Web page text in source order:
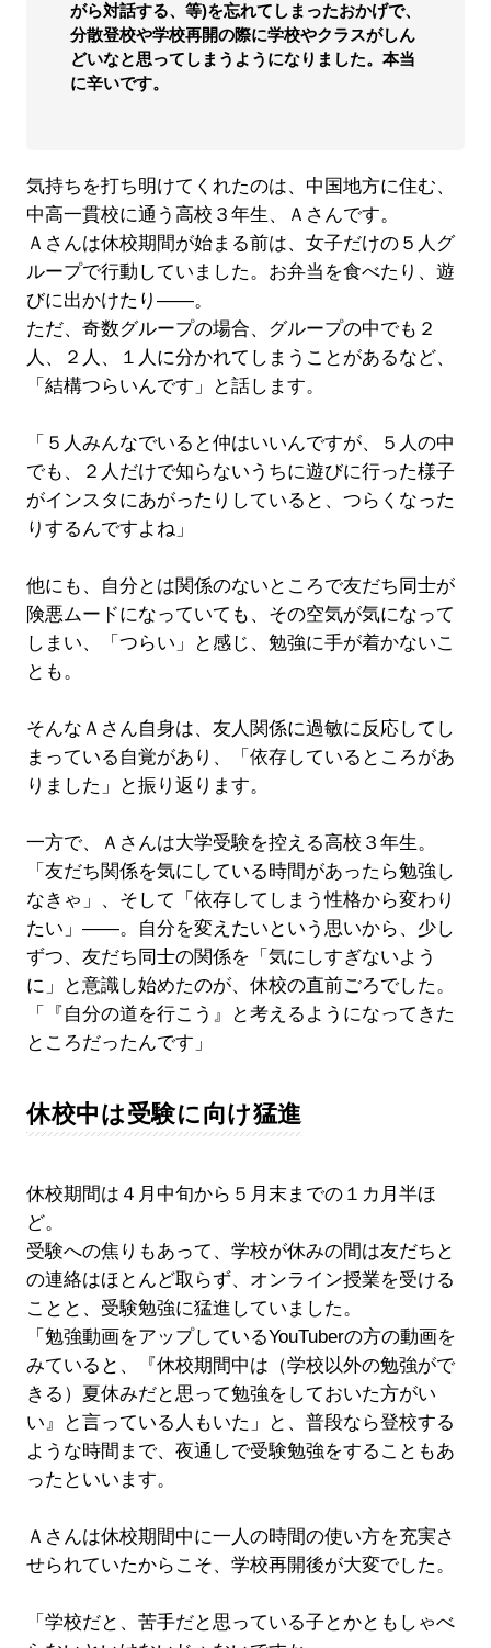
がら対話する、等)を忘れてしまったおかげで、
分散登校や学校再開の際に学校やクラスがしん
どいなと思ってしまうようになりました。本当
に辛いです。
気持ちを打ち明けてくれたのは、中国地方に住む、
中高一貫校に通う高校３年生、Ａさんです。
Ａさんは休校期間が始まる前は、女子だけの５人グ
ループで行動していました。お弁当を食べたり、遊
びに出かけたり――。
ただ、奇数グループの場合、グループの中でも２
人、２人、１人に分かれてしまうことがあるなど、
「結構つらいんです」と話します。
「５人みんなでいると仲はいいんですが、５人の中
でも、２人だけで知らないうちに遊びに行った様子
がインスタにあがったりしていると、つらくなった
りするんですよね」
他にも、自分とは関係のないところで友だち同士が
険悪ムードになっていても、その空気が気になって
しまい、「つらい」と感じ、勉強に手が着かないこ
とも。
そんなＡさん自身は、友人関係に過敏に反応してし
まっている自覚があり、「依存しているところがあ
りました」と振り返ります。
一方で、Ａさんは大学受験を控える高校３年生。
「友だち関係を気にしている時間があったら勉強し
なきゃ」、そして「依存してしまう性格から変わり
たい」――。自分を変えたいという思いから、少し
ずつ、友だち同士の関係を「気にしすぎないよう
に」と意識し始めたのが、休校の直前ごろでした。
「『自分の道を行こう』と考えるようになってきた
ところだったんです」
休校中は受験に向け猛進
休校期間は４月中旬から５月末までの１カ月半ほ
ど。
受験への焦りもあって、学校が休みの間は友だちと
の連絡はほとんど取らず、オンライン授業を受ける
ことと、受験勉強に猛進していました。
「勉強動画をアップしているYouTuberの方の動画を
みていると、『休校期間中は（学校以外の勉強がで
きる）夏休みだと思って勉強をしておいた方がい
い』と言っている人もいた」と、普段なら登校する
ような時間まで、夜通しで受験勉強をすることもあ
ったといいます。
Ａさんは休校期間中に一人の時間の使い方を充実さ
せられていたからこそ、学校再開後が大変でした。
「学校だと、苦手だと思っている子とかともしゃべ